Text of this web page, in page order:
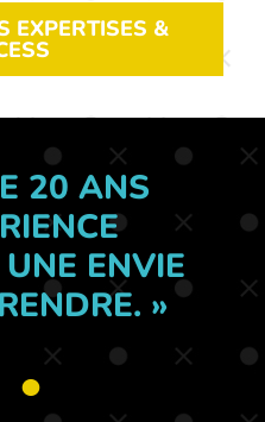
EXPERTISES &
20 ANS
ENVIE
»